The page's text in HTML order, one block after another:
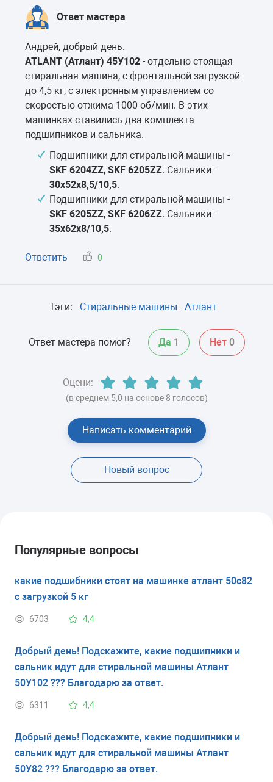
Ответ мастера
Андрей, добрый день.
ATLANT (Атлант) 45У102 - отдельно стоящая
стиральная машина, с фронтальной загрузкой
до 4,5 кг, с электронным управлением со
скоростью отжима 1000 об/мин. В этих
машинках ставились два комплекта
подшипников и сальника.
Подшипники для стиральной машины -
SKF 6204ZZ, SKF 6205ZZ. Сальники -
30x52x8,5/10,5.
Подшипники для стиральной машины -
SKF 6205ZZ, SKF 6206ZZ. Сальники -
35x62x8/10,5.
Ответить 0
Тэги: Стиральные машины Атлант
Ответ мастера помог? Да 1 Нет 0
Оцени:
(в среднем 5,0 на основе 8 голосов)
Написать комментарий
Новый вопрос
Популярные вопросы
какие подшибники стоят на машинке атлант 50с82
с загрузкой 5 кг
6703 4,4
Добрый день! Подскажите, какие подшипники и
сальник идут для стиральной машины Атлант
50У102 ??? Благодарю за ответ.
6311 4,4
Добрый день! Подскажите, какие подшипники и
сальник идут для стиральной машины Атлант
50У82 ??? Благодарю за ответ.